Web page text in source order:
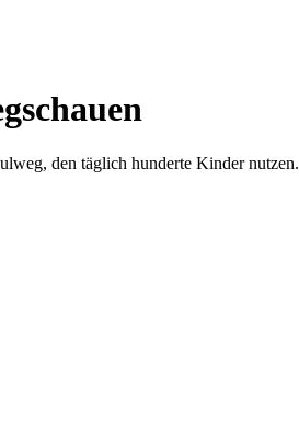
den täglich hunderte Kinder nutzen.